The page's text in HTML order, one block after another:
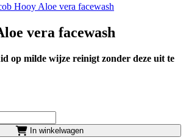
vera facewash
op milde wijze reinigt zonder deze uit te
In winkelwagen